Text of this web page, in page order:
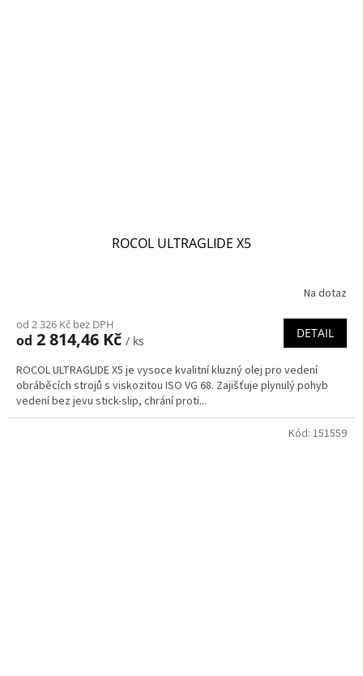
ROCOL ULTRAGLIDE X5
Na dotaz
od 2 326 Kč bez DPH
od 2 814,46 Kč / ks
DETAIL
ROCOL ULTRAGLIDE X5 je vysoce kvalitní kluzný olej pro vedení
obráběcích strojů s viskozitou ISO VG 68. Zajišťuje plynulý pohyb
vedení bez jevu stick-slip, chrání proti...
Kód: 151559